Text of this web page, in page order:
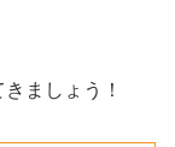
ましょう！